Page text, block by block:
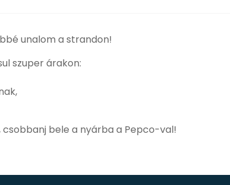
unalom a strandon!
szuper árakon:
csobbanj bele a nyárba a Pepco-val!